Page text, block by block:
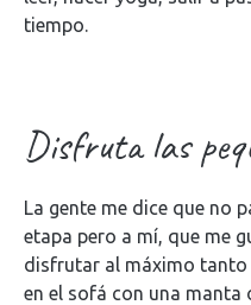
tiempo.
Disfruta las
La gente me dice que no
etapa pero a mí, que me
disfrutar al máximo tanto
en el sofá con una manta